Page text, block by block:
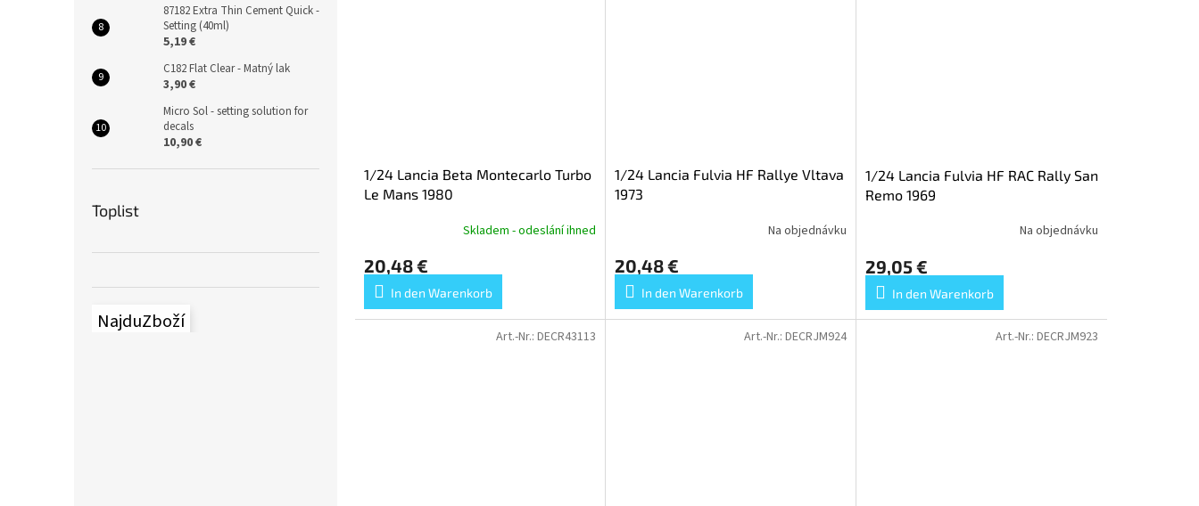
87182 Extra Thin Cement Quick -
Setting (40ml)
5,19 €
C182 Flat Clear - Matný lak
3,90 €
Micro Sol - setting solution for
decals
10,90 €
Toplist
NajduZboží
1/24 Lancia Beta Montecarlo Turbo
Le Mans 1980
Skladem - odeslání ihned
20,48 €
In den Warenkorb
1/24 Lancia Fulvia HF Rallye Vltava
1973
Na objednávku
20,48 €
In den Warenkorb
1/24 Lancia Fulvia HF RAC Rally San
Remo 1969
Na objednávku
29,05 €
In den Warenkorb
Art.-Nr.: DECR43113 Art.-Nr.: DECRJM924 Art.-Nr.: DECRJM923